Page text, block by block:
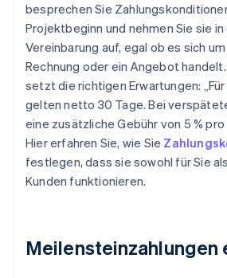
besprechen Sie
Projektbeginn und nehmen Sie sie
Vereinbarung auf, egal ob es sich
Rechnung oder ein Angebot
setzt die richtigen Erwartungen:
gelten netto 30 Tage. Bei
eine zusätzliche Gebühr von 5 %
Hier erfahren Sie, wie Sie
festlegen, dass sie sowohl für Sie
Kunden funktionieren.
Meilensteinzahlungen